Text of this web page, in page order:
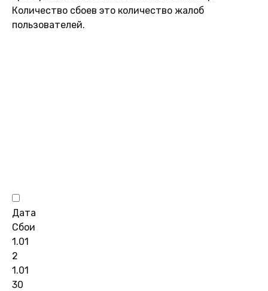
Количество сбоев это количество жалоб
пользователей.
Дата
Сбои
1.01
2
1.01
30